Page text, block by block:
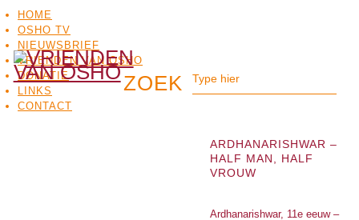
HOME
OSHO TV
NIEUWSBRIEF
VRIENDEN VAN OSHO
DONATIE
LINKS
CONTACT
ARDHANARISHWAR –
HALF MAN, HALF
VROUW
Ardhanarishwar, 11e eeuw –